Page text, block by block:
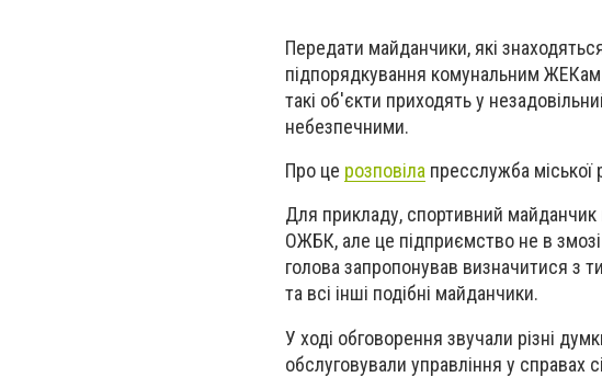
Передати майданчики, які
підпорядкування комунальним
такі об'єкти приходять у
небезпечними.
Про це розповіла пресслужба міської
Для прикладу, спортивний майданчик
ОЖБК, але це підприємство не в
голова запропонував визначитися з
та всі інші подібні майданчики.
У ході обговорення звучали різні
обслуговували управління у справах